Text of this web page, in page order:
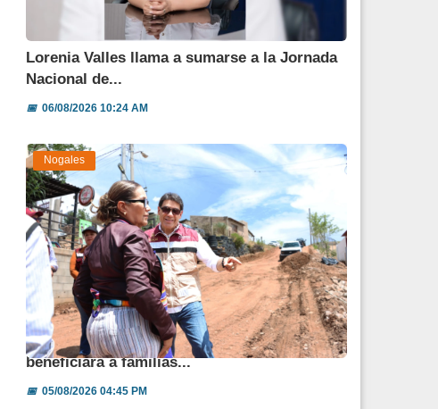
Lorenia Valles llama a sumarse a la Jornada
Nacional de...
📅06/08/2026 10:24 AM
Nogales
Avanza obra de pavimentación que
beneficiará a familias...
📅05/08/2026 04:45 PM